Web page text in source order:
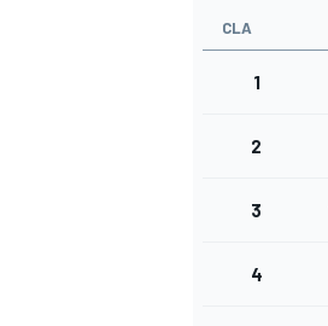
CLA
1
2
3
4